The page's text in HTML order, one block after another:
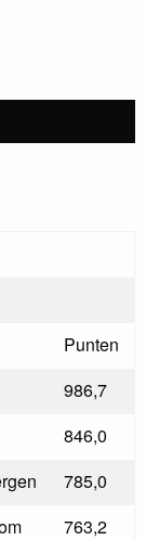
Punten
986,7
846,0
785,0
763,2